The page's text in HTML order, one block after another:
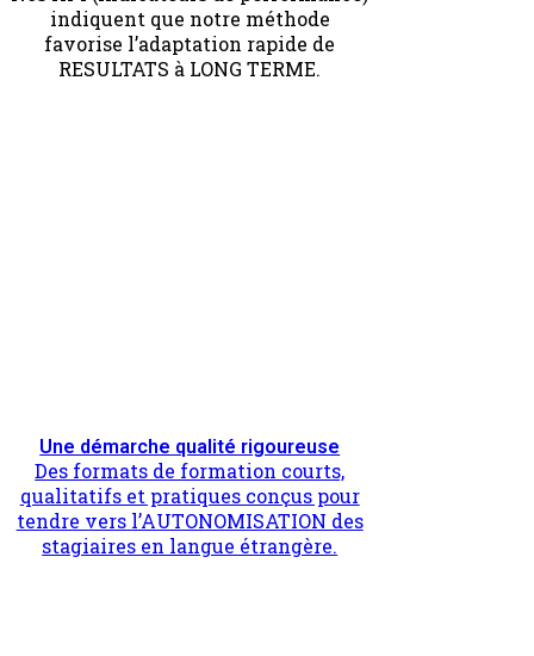
indiquent que notre méthode
favorise l’adaptation rapide de
RESULTATS à LONG TERME.
Une démarche qualité rigoureuse
Des formats de formation courts,
qualitatifs et pratiques conçus pour
tendre vers l’AUTONOMISATION des
stagiaires en langue étrangère.